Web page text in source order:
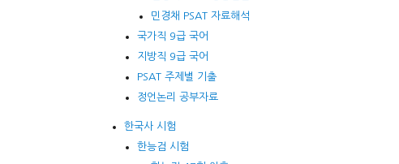
민경채 PSAT 자료해석
국가직 9급 국어
지방직 9급 국어
PSAT 주제별 기출
정언논리 공부자료
한국사 시험
한능검 시험